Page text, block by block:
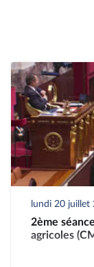
lundi 20 juillet
2ème
agricoles